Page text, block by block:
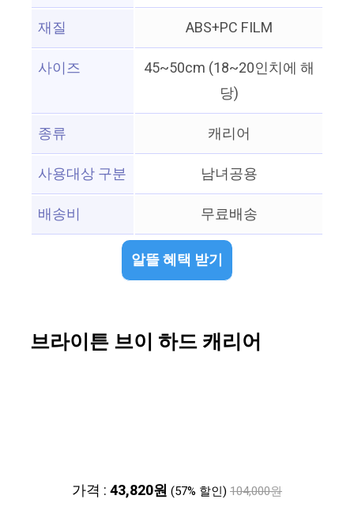
재질
ABS+PC FILM
사이즈
45~50cm (18~20인치에 해
당)
종류
캐리어
사용대상 구분
남녀공용
배송비
무료배송
알뜰 혜택 받기
브라이튼 브이 하드 캐리어
가격 :43,820원 (57% 할인) 104,000원